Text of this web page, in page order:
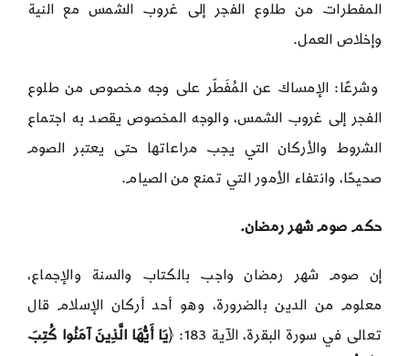
المفطرات من طلوع الفجر إلى غروب الشمس مع النية
وإخلاص العمل.
وشرعًا: الإمساك عن المُفَطّر على وجه مخصوص من طلوع
الفجر إلى غروب الشمس، والوجه المخصوص يقصد به اجتماع
الشروط والأركان التي يجب مراعاتها حتى يعتبر الصوم
صحيحًا، وانتفاء الأمور التي تمنع من الصيام.
حكم صوم شهر رمضان.
إن صوم شهر رمضان واجب بالكتاب والسنة والإجماع،
معلوم من الدين بالضرورة، وهو أحد أركان الإسلام قال
تعالى في سورة البقرة، الآية 183: ﴿
يَا أَيُّهَا الَّذِينَ آمَنُوا كُتِبَ